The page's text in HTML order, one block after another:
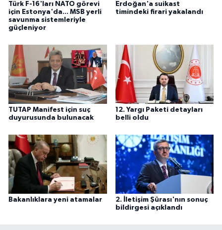
Türk F-16'ları NATO görevi
için Estonya'da... MSB yerli
savunma sistemleriyle
güçleniyor
Erdoğan'a suikast
timindeki firari yakalandı
TUTAP Manifest için suç
duyurusunda bulunacak
12. Yargı Paketi detayları
belli oldu
Bakanlıklara yeni atamalar
2. İletişim Şûrası'nın sonuç
bildirgesi açıklandı